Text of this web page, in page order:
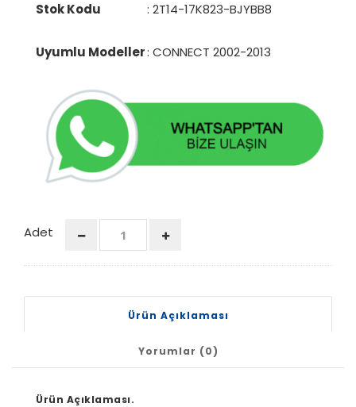
Stok Kodu : 2T14-17K823-BJYBB8
Uyumlu Modeller: CONNECT 2002-2013
Adet
Ürün Açıklaması
Yorumlar (0)
Ürün Açıklaması.